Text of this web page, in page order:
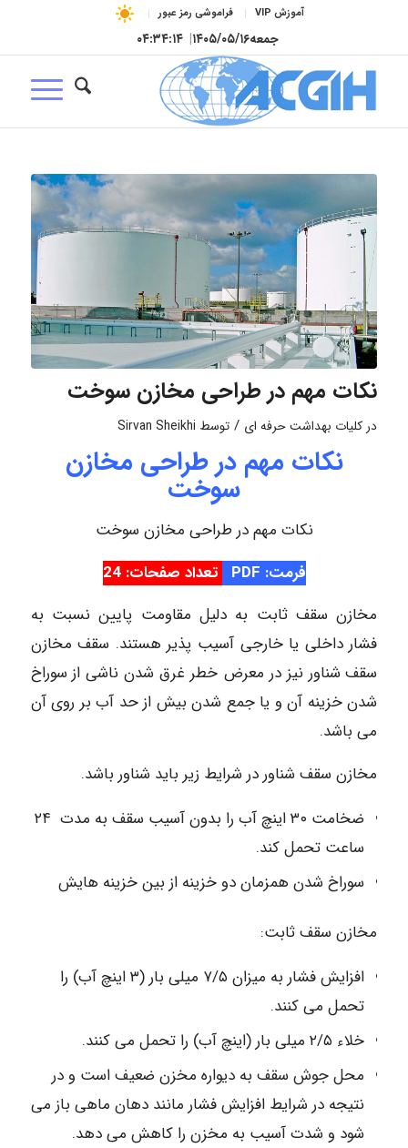
آموزش VIP فراموشی رمز عبور
جمعه۱۴۰۵/۰۵/۱۶| ۰۴:۳۴:۱۵
نکات مهم در طراحی مخازن سوخت
در کلیات بهداشت حرفه ای / توسط Sirvan Sheikhi
نکات مهم در طراحی مخازن
سوخت
نکات مهم در طراحی مخازن سوخت
فرمت: PDF
تعداد صفحات: 24
مخازن سقف ثابت به دلیل مقاومت پایین نسبت به
فشار داخلی یا خارجی آسیب پذیر هستند. سقف مخازن
سقف شناور نیز در معرض خطر غرق شدن ناشی از سوراخ
شدن خزینه آن و یا جمع شدن بیش از حد آب بر روی آن
می باشد.
مخازن سقف شناور در شرایط زیر باید شناور باشد.
ضخامت ۳۰ اینچ آب را بدون آسیب سقف به مدت ۲۴
ساعت تحمل کند.
سوراخ شدن همزمان دو خزینه از بین خزینه هایش
مخازن سقف ثابت:
افزایش فشار به میزان ۷/۵ میلی بار (۳ اینچ آب) را
تحمل می کنند.
خلاء ۲/۵ میلی بار (اینچ آب) را تحمل می کنند.
محل جوش سقف به دیواره مخزن ضعیف است و در
نتیجه در شرایط افزایش فشار مانند دهان ماهی باز می
شود و شدت آسیب به مخزن را کاهش می دهد.